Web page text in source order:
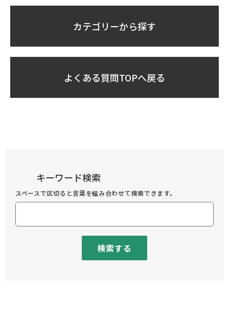
カテゴリーから探す
よくある質問TOPへ戻る
キーワード検索
スペースで区切ると言葉を組み合わせて検索できます。
検索する